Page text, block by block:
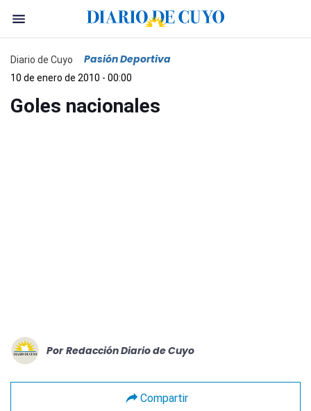
Diario de Cuyo Pasión Deportiva
10 de enero de 2010 - 00:00
Goles nacionales
Por Redacción Diario de Cuyo
Compartir